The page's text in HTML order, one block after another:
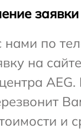
заявки
нами по
на сайте
и